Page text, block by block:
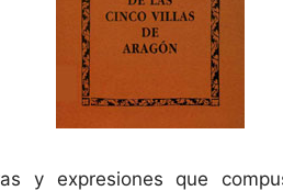
y expresiones que